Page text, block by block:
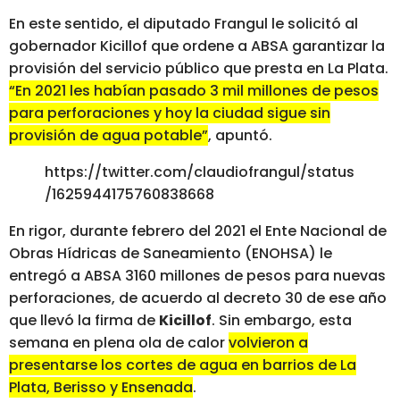
En este sentido, el diputado Frangul le solicitó al
gobernador Kicillof que ordene a ABSA garantizar la
provisión del servicio público que presta en La Plata.
“En 2021 les habían pasado 3 mil millones de pesos
para perforaciones y hoy la ciudad sigue sin
provisión de agua potable”, apuntó.
https://twitter.com/claudiofrangul/status
/1625944175760838668
En rigor, durante febrero del 2021 el Ente Nacional de
Obras Hídricas de Saneamiento (ENOHSA) le
entregó a ABSA 3160 millones de pesos para nuevas
perforaciones, de acuerdo al decreto 30 de ese año
que llevó la firma de Kicillof. Sin embargo, esta
semana en plena ola de calorvolvieron a
presentarse los cortes de agua en barrios de La
Plata, Berisso y Ensenada.